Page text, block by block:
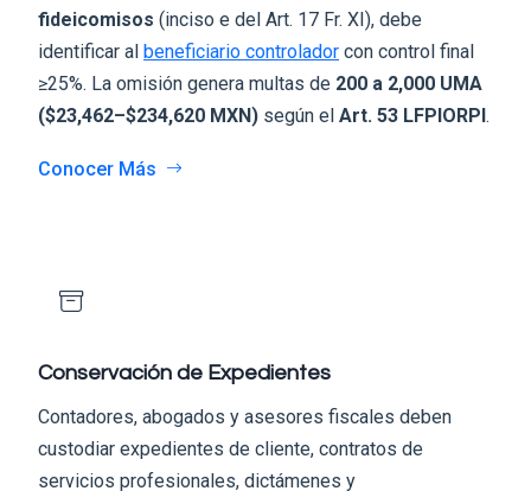
fideicomisos (inciso e del Art. 17 Fr. XI), debe
identificar al beneficiario controlador con control final
≥25%. La omisión genera multas de 200 a 2,000 UMA
($23,462–$234,620 MXN) según el Art. 53 LFPIORPI.
Conocer Más
Conservación de Expedientes
Contadores, abogados y asesores fiscales deben
custodiar expedientes de cliente, contratos de
servicios profesionales, dictámenes y